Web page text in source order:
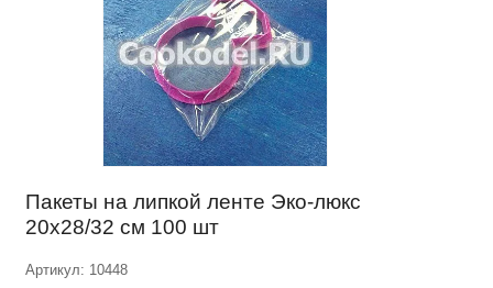
Пакеты на липкой ленте Эко-люкс
20х28/32 см 100 шт
Артикул: 10448